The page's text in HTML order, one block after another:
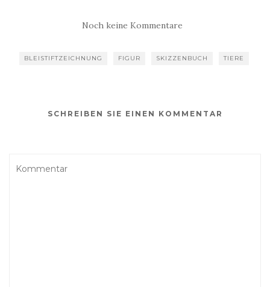
Noch keine Kommentare
BLEISTIFTZEICHNUNG FIGUR SKIZZENBUCH TIERE
SCHREIBEN SIE EINEN KOMMENTAR